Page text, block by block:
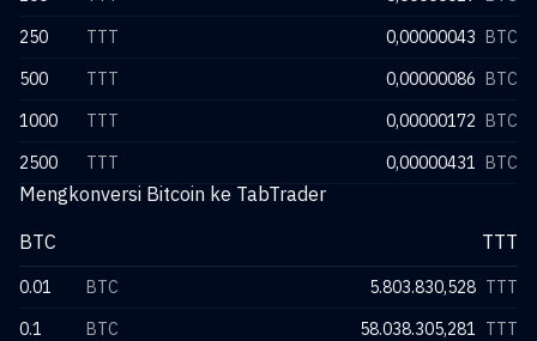
250
TTT 0,00000043 BTC
500
TTT 0,00000086 BTC
1000
TTT 0,00000172 BTC
2500
TTT 0,00000431 BTC
Mengkonversi Bitcoin ke TabTrader
BTC
TTT
0.01 BTC 5.803.830,528 TTT
0.1
BTC 58.038.305,281 TTT